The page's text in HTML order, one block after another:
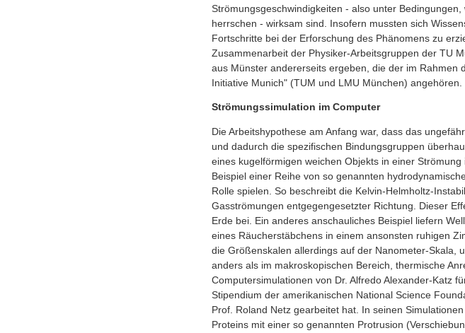
Strömungsgeschwindigkeiten - also unter
herrschen - wirksam sind. Insofern mussten sich
Fortschritte bei der Erforschung des Phänomens zu
Zusammenarbeit der Physiker-Arbeitsgruppen der TU
aus Münster andererseits ergeben, die der im Rahmen
Initiative Munich" (TUM und LMU München) angehören.
Strömungssimulation im Computer
Die Arbeitshypothese am Anfang war, dass das
und dadurch die spezifischen Bindungsgruppen
eines kugelförmigen weichen Objekts in einer
Beispiel einer Reihe von so genannten
Rolle spielen. So beschreibt die Kelvin-Helmholtz-
Gasströmungen entgegengesetzter Richtung. Dieser
Erde bei. Ein anderes anschauliches Beispiel liefern
eines Räucherstäbchens in einem ansonsten ruhigen
die Größenskalen allerdings auf der Nanometer-Skala,
anders als im makroskopischen Bereich, thermische
Computersimulationen von Dr. Alfredo Alexander-Katz
Stipendium der amerikanischen National Science
Prof. Roland Netz gearbeitet hat. In seinen
Proteins mit einer so genannten Protrusion